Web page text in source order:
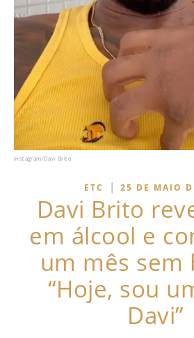
Instagram/Davi Brito
ETC | 25 DE MAIO
Davi Brito
em álcool e
um mês sem
“Hoje, sou
Davi”